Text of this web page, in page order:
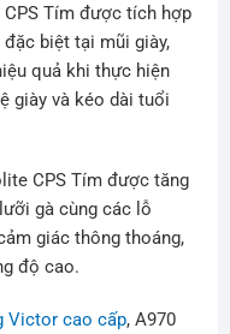
Tím được tích hợp
biệt tại mũi giày,
quả khi thực hiện
giày và kéo dài tuổi
CPS Tím được tăng
gà cùng các lỗ
giác thông thoáng,
độ cao.
Victor cao cấp, A970